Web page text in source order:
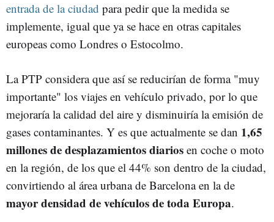
entrada de la ciudad para pedir que la medida se
implemente, igual que ya se hace en otras capitales
europeas como Londres o Estocolmo.
La PTP considera que así se reducirían de forma "muy
importante" los viajes en vehículo privado, por lo que
mejoraría la calidad del aire y disminuiría la emisión de
gases contaminantes. Y es que actualmente se dan 1,65
millones de desplazamientos diarios en coche o moto
en la región, de los que el 44% son dentro de la ciudad,
convirtiendo al área urbana de Barcelona en la de
mayor densidad de vehículos de toda Europa.